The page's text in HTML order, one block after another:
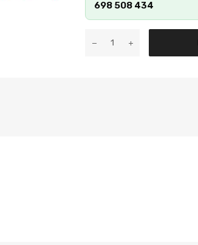
698 508 434